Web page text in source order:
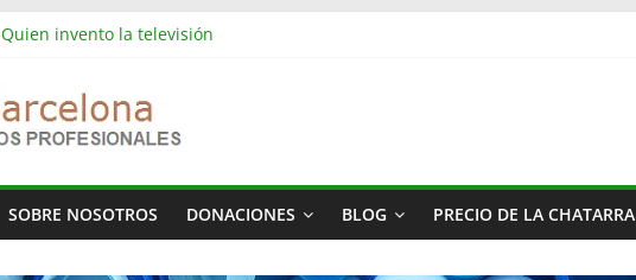
Quien invento la televisión
Vaciamos Masías: vaciado de pisos, locales, naves y propiedades completas
La televisión más cara del mundo
SOBRE NOSOTROS DONACIONES BLOG PRECIO DE LA CHATARRA